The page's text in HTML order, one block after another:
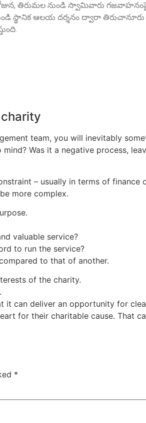
తిరుమల నుండి స్వామివారు
స్థానిక ఆలయ దర్శనం ద్వారా
team, you will inevitably
Was it a negative process,
– usually in terms of
more complex.
valuable service?
to run the service?
to that of another.
of the charity.
can deliver an opportunity for
for their charitable cause. That
*